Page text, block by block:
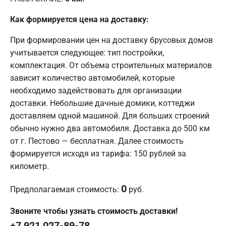
Как формируется цена на доставку:
При формировании цен на доставку брусовых домов
учитывается следующее: тип постройки,
комплектация. От объема строительных материалов
зависит количество автомобилей, которые
необходимо задействовать для организации
доставки. Небольшие дачные домики, коттеджи
доставляем одной машиной. Для больших строений
обычно нужно два автомобиля. Доставка до 500 км
от г. Пестово — бесплатная. Далее стоимость
формируется исходя из тарифа: 150 рублей за
километр.
Предполагаемая стоимость: 0 руб.
Звоните чтобы узнать стоимость доставки!